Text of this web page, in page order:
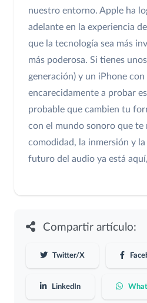
nuestro entorno. Apple ha
adelante en la experiencia
que la tecnología sea más
más poderosa. Si tienes
generación) y un iPhone
encarecidamente a probar
probable que cambien tu
con el mundo sonoro que te
comodidad, la inmersión y la
futuro del audio ya está
Compartir artículo:
Twitter/X
LinkedIn